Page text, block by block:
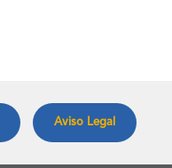
Aviso Legal